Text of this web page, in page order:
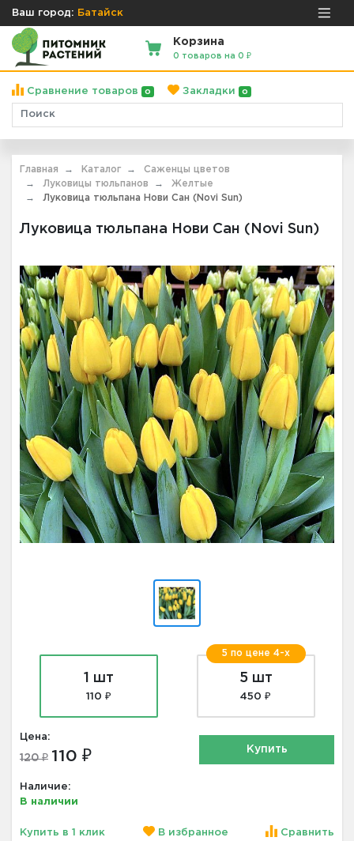
Ваш город: Батайск
Корзина
0 товаров на 0 ₽
Сравнение товаров 0 Закладки 0
Главная Каталог
Саженцы цветов
Луковицы тюльпанов
Желтые
Луковица тюльпана Нови Сан (Novi Sun)
Луковица тюльпана Нови Сан (Novi Sun)
1 шт
110 ₽
5 по цене 4-х
5 шт
450 ₽
Цена:
120 ₽ 110 ₽
Наличие:
В наличии
Купить
Купить в 1 клик В избранное Сравнить